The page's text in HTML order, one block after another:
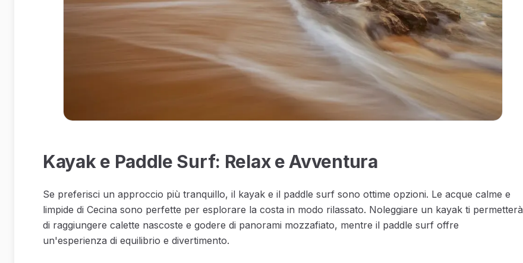
Kayak e Paddle Surf: Relax e Avventura
Se preferisci un approccio più tranquillo, il kayak e il paddle surf sono ottime opzioni. Le acque calme e
limpide di Cecina sono perfette per esplorare la costa in modo rilassato. Noleggiare un kayak ti permetterà
di raggiungere calette nascoste e godere di panorami mozzafiato, mentre il paddle surf offre
un'esperienza di equilibrio e divertimento.